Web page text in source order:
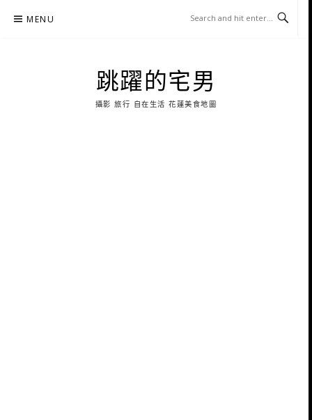
MENU
跳躍的宅男
攝影 旅行 自在生活 花蓮美食地圖